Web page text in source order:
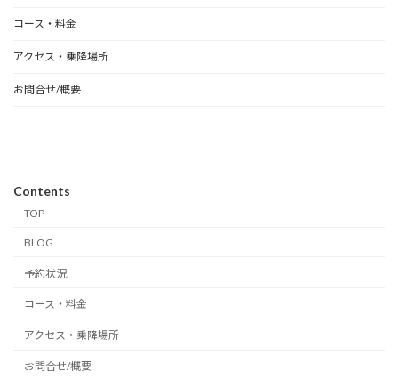
コース・料金
アクセス・乗降場所
お問合せ/概要
Contents
TOP
BLOG
予約状況
コース・料金
アクセス・乗降場所
お問合せ/概要